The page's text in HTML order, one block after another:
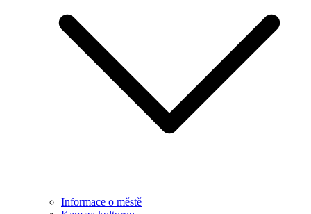
Informace o městě